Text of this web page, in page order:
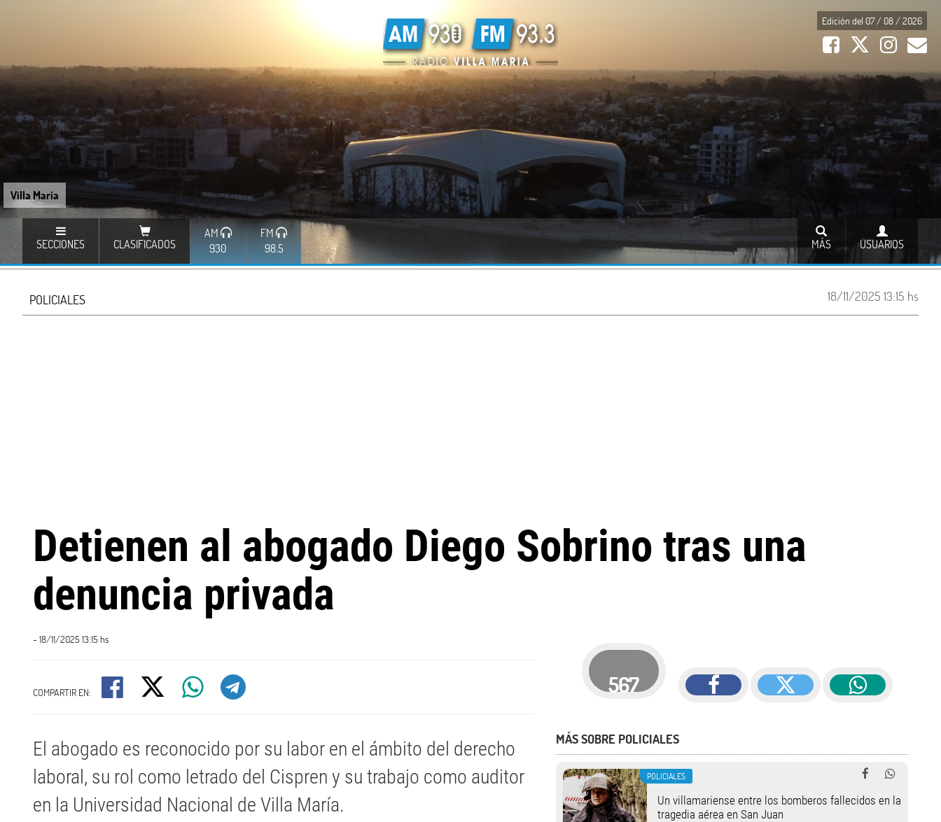
Villa María
Edición del 07 / 08 / 2026
SECCIONES CLASIFICADOS
AM
930
FM
98.5
USUARIOS
MÁS
18/11/2025 13:15 hs
POLICIALES
Detienen al abogado Diego Sobrino tras una
denuncia privada
- 18/11/2025 13:15 hs
COMPARTIR EN:
El abogado es reconocido por su labor en el ámbito del derecho
laboral, su rol como letrado del Cispren y su trabajo como auditor
en la Universidad Nacional de Villa María.
567
MÁS SOBRE POLICIALES
POLICIALES
Un villamariense entre los bomberos fallecidos en la
tragedia aérea en San Juan